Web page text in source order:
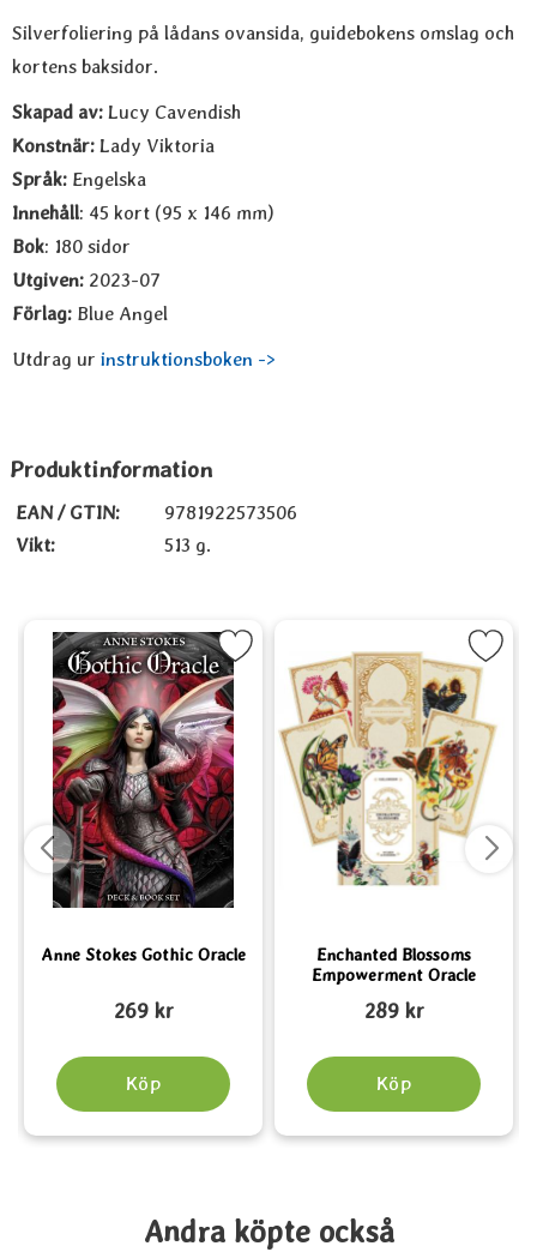
Silverfoliering på lådans ovansida, guidebokens omslag och
kortens baksidor.
Skapad av: Lucy Cavendish
Konstnär: Lady Viktoria
Språk: Engelska
Innehåll: 45 kort (95 x 146 mm)
Bok: 180 sidor
Utgiven: 2023-07
Förlag: Blue Angel
Utdrag ur instruktionsboken ->
Produktinformation
EAN / GTIN:
9781922573506
Vikt:
513 g.
som favorit
Anne Stokes Gothic Oracle
Art. nr 6150269 kr
Köp
Markera Anne Stokes Gothic Oracle som favorit
Enchanted Blossoms
Empowerment Oracle
Art. nr 5509289 kr
Köp
Markera Enchanted Blossoms
Andra köpte också